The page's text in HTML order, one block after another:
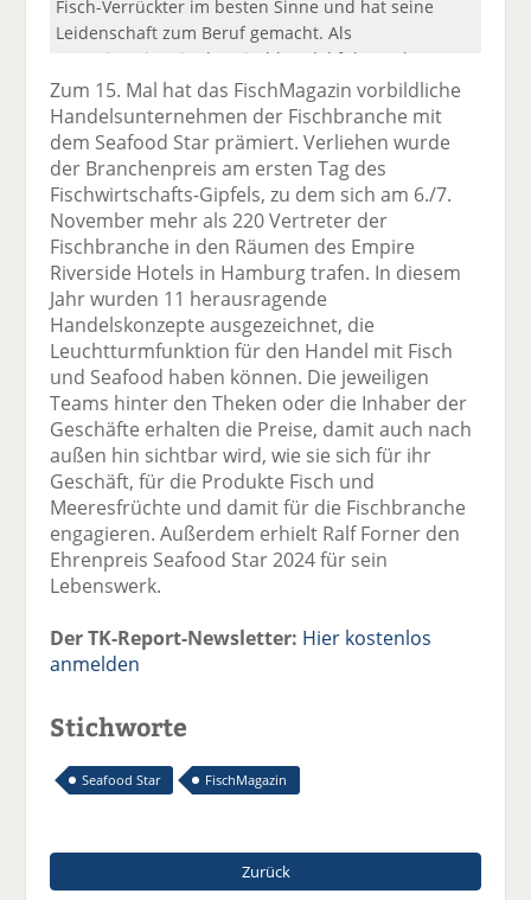
Fisch-Verrückter im besten Sinne und hat seine
Leidenschaft zum Beruf gemacht. Als
Quereinsteiger in den Fischhandel führt er heute
das Fachgeschäft "Zum Fisch" in Glowe auf Rügen.
Zum 15. Mal hat das FischMagazin vorbildliche
Handelsunternehmen der Fischbranche mit
dem Seafood Star prämiert. Verliehen wurde
der Branchenpreis am ersten Tag des
Fischwirtschafts-Gipfels, zu dem sich am 6./7.
November mehr als 220 Vertreter der
Fischbranche in den Räumen des Empire
Riverside Hotels in Hamburg trafen. In diesem
Jahr wurden 11 herausragende
Handelskonzepte ausgezeichnet, die
Leuchtturmfunktion für den Handel mit Fisch
und Seafood haben können. Die jeweiligen
Teams hinter den Theken oder die Inhaber der
Geschäfte erhalten die Preise, damit auch nach
außen hin sichtbar wird, wie sie sich für ihr
Geschäft, für die Produkte Fisch und
Meeresfrüchte und damit für die Fischbranche
engagieren. Außerdem erhielt Ralf Forner den
Ehrenpreis Seafood Star 2024 für sein
Lebenswerk.
Der TK-Report-Newsletter: Hier kostenlos
anmelden
Stichworte
Seafood Star FischMagazin
Zurück